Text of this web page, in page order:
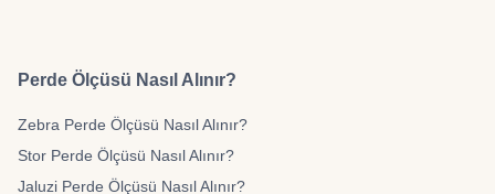
Perde Ölçüsü Nasıl Alınır?
Zebra Perde Ölçüsü Nasıl Alınır?
Stor Perde Ölçüsü Nasıl Alınır?
Jaluzi Perde Ölçüsü Nasıl Alınır?